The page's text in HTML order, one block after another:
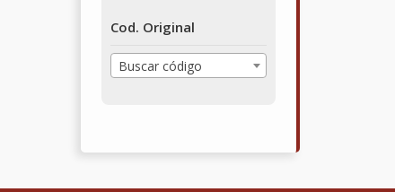
Cod. Original
Buscar código